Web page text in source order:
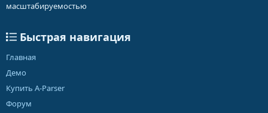
масштабируемостью
Быстрая навигация
Главная
Демо
Купить A-Parser
Форум